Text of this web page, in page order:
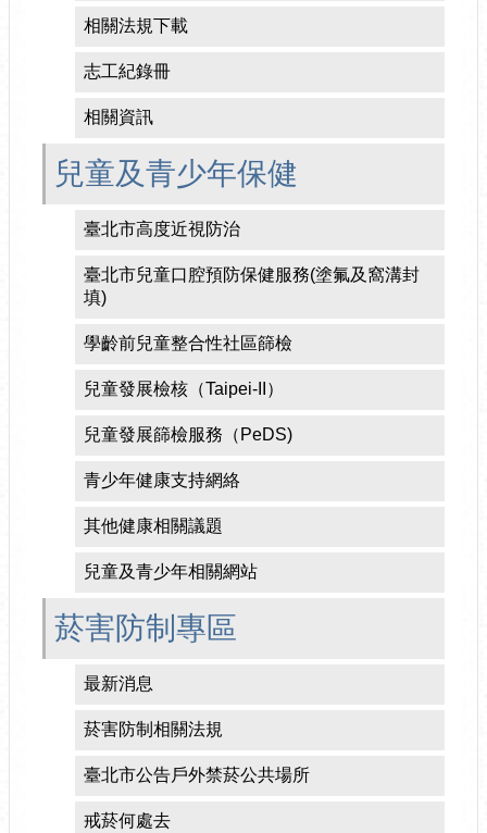
相關法規下載
志工紀錄冊
相關資訊
兒童及青少年保健
臺北市高度近視防治
臺北市兒童口腔預防保健服務(塗氟及窩溝封
填)
學齡前兒童整合性社區篩檢
兒童發展檢核（Taipei-II）
兒童發展篩檢服務（PeDS)
青少年健康支持網絡
其他健康相關議題
兒童及青少年相關網站
菸害防制專區
最新消息
菸害防制相關法規
臺北市公告戶外禁菸公共場所
戒菸何處去